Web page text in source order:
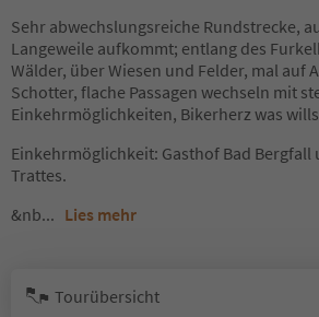
Sehr abwechslungsreiche Rundstrecke,
Langeweile aufkommt; entlang des
Wälder, über Wiesen und Felder, mal auf
Schotter, flache Passagen wechseln mit
Einkehrmöglichkeiten, Bikerherz was
Einkehrmöglichkeit: Gasthof Bad Bergfall
Trattes.
&nb... Lies mehr
Tourübersicht